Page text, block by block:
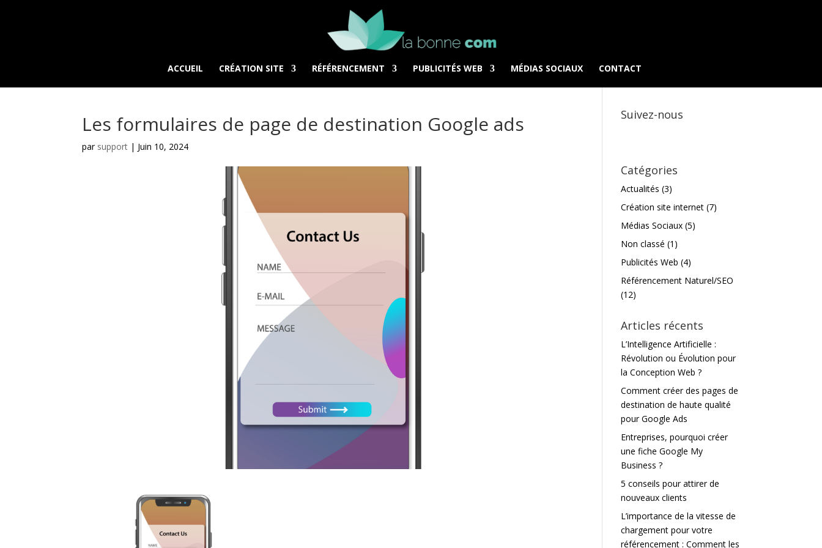
ACCUEIL CRÉATION SITE RÉFÉRENCEMENT PUBLICITÉS WEB MÉDIAS SOCIAUX CONTACT
Les formulaires de page de destination Google ads
par support | Juin 10, 2024
Suivez-nous
Catégories
Actualités (3)
Création site internet (7)
Médias Sociaux (5)
Non classé (1)
Publicités Web (4)
Référencement Naturel/SEO
(12)
Articles récents
L’Intelligence Artificielle :
Révolution ou Évolution pour
la Conception Web ?
Comment créer des pages de
destination de haute qualité
pour Google Ads
Entreprises, pourquoi créer
une fiche Google My
Business ?
5 conseils pour attirer de
nouveaux clients
L’importance de la vitesse de
chargement pour votre
référencement : Comment les